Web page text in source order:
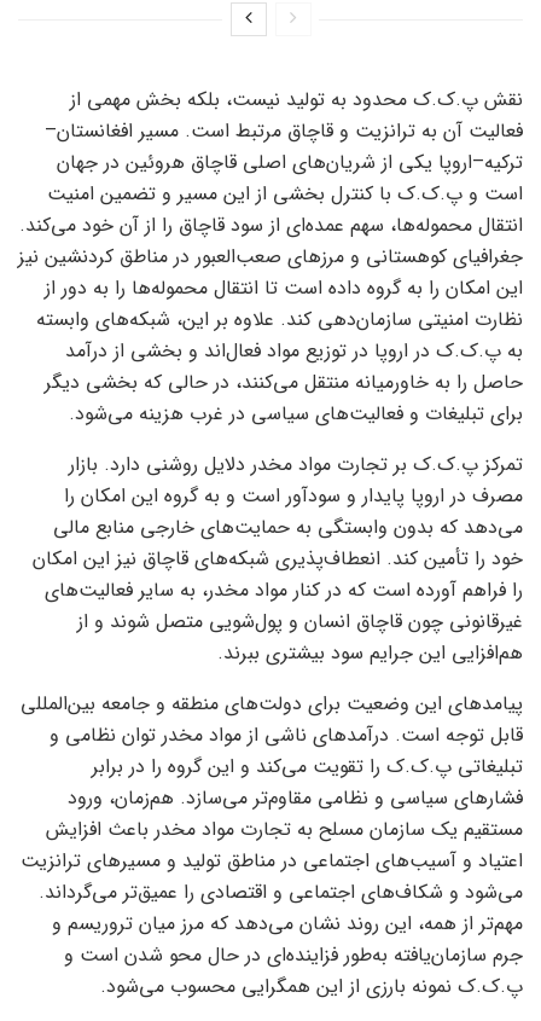
نقش پ.ک.ک محدود به تولید نیست، بلکه بخش مهمی از
فعالیت آن به ترانزیت و قاچاق مرتبط است. مسیر افغانستان–
ترکیه–اروپا یکی از شریان‌های اصلی قاچاق هروئین در جهان
است و پ.ک.ک با کنترل بخشی از این مسیر و تضمین امنیت
انتقال محموله‌ها، سهم عمده‌ای از سود قاچاق را از آن خود می‌کند.
جغرافیای کوهستانی و مرزهای صعب‌العبور در مناطق کردنشین نیز
این امکان را به گروه داده است تا انتقال محموله‌ها را به دور از
نظارت امنیتی سازمان‌دهی کند. علاوه بر این، شبکه‌های وابسته
به پ.ک.ک در اروپا در توزیع مواد فعال‌اند و بخشی از درآمد
حاصل را به خاورمیانه منتقل می‌کنند، در حالی که بخشی دیگر
برای تبلیغات و فعالیت‌های سیاسی در غرب هزینه می‌شود.
تمرکز پ.ک.ک بر تجارت مواد مخدر دلایل روشنی دارد. بازار
مصرف در اروپا پایدار و سودآور است و به گروه این امکان را
می‌دهد که بدون وابستگی به حمایت‌های خارجی منابع مالی
خود را تأمین کند. انعطاف‌پذیری شبکه‌های قاچاق نیز این امکان
را فراهم آورده است که در کنار مواد مخدر، به سایر فعالیت‌های
غیرقانونی چون قاچاق انسان و پول‌شویی متصل شوند و از
هم‌افزایی این جرایم سود بیشتری ببرند.
پیامدهای این وضعیت برای دولت‌های منطقه و جامعه بین‌المللی
قابل توجه است. درآمدهای ناشی از مواد مخدر توان نظامی و
تبلیغاتی پ.ک.ک را تقویت می‌کند و این گروه را در برابر
فشارهای سیاسی و نظامی مقاوم‌تر می‌سازد. هم‌زمان، ورود
مستقیم یک سازمان مسلح به تجارت مواد مخدر باعث افزایش
اعتیاد و آسیب‌های اجتماعی در مناطق تولید و مسیرهای ترانزیت
می‌شود و شکاف‌های اجتماعی و اقتصادی را عمیق‌تر می‌گرداند.
مهم‌تر از همه، این روند نشان می‌دهد که مرز میان تروریسم و
جرم سازمان‌یافته به‌طور فزاینده‌ای در حال محو شدن است و
پ.ک.ک نمونه بارزی از این همگرایی محسوب می‌شود.